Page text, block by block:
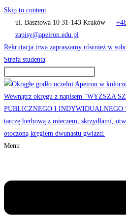
Skip to content
ul. Basztowa 10 31-143 Kraków
zapisy@apeiron.edu.pl
Rekrutacja trwa zapraszamy również w
Strefa studenta
Menu